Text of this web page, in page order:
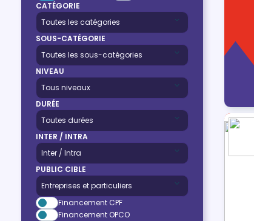
CATÉGORIE
SOUS-CATÉGORIE
NIVEAU
DURÉE
INTER / INTRA
PUBLIC CIBLE
Financement CPF
Financement OPCO